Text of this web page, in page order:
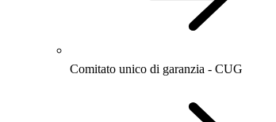
Comitato unico di garanzia - CUG